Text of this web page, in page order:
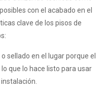
con el acabado en el
clave de los pisos de
sellado en el lugar porque el
que lo hace listo para usar